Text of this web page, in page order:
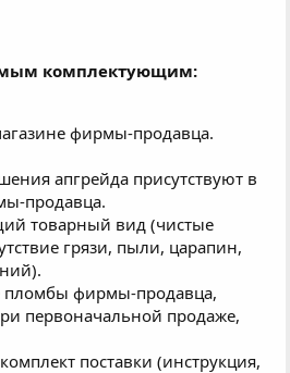
комплектующим:
фирмы-продавца.
апгрейда присутствуют в
продавца.
товарный вид (чистые
грязи, пыли, царапин,
пломбы фирмы-продавца,
первоначальной продаже,
поставки (инструкция,